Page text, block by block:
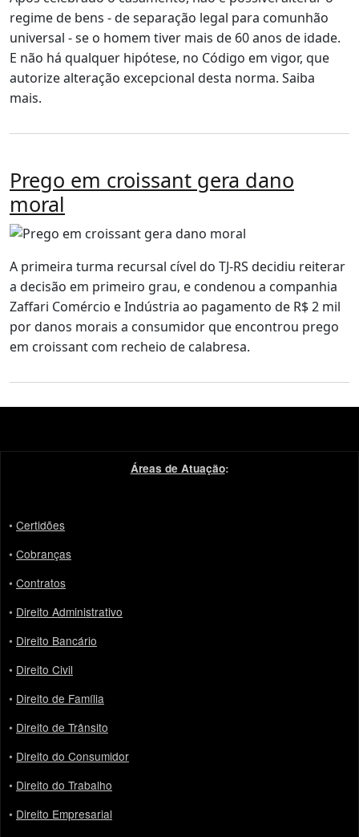
regime de bens - de separação legal para comunhão
universal - se o homem tiver mais de 60 anos de idade.
E não há qualquer hipótese, no Código em vigor, que
autorize alteração excepcional desta norma. Saiba
mais.
Prego em croissant gera dano
moral
A primeira turma recursal cível do TJ-RS decidiu reiterar
a decisão em primeiro grau, e condenou a companhia
Zaffari Comércio e Indústria ao pagamento de R$ 2 mil
por danos morais a consumidor que encontrou prego
em croissant com recheio de calabresa.
Áreas de Atuação:
• Certidões
• Cobranças
• Contratos
• Direito Administrativo
• Direito Bancário
• Direito Civil
• Direito de Família
• Direito de Trânsito
• Direito do Consumidor
• Direito do Trabalho
• Direito Empresarial